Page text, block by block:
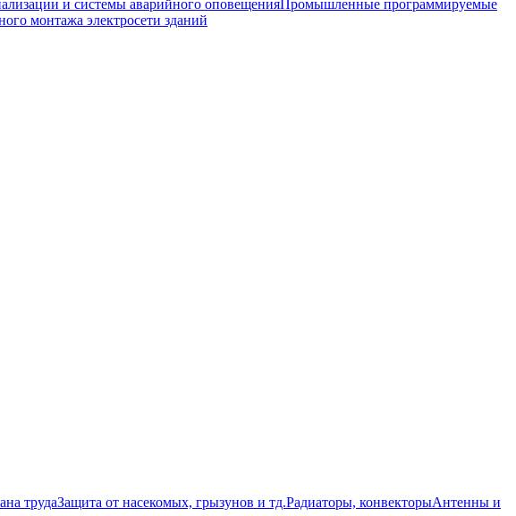
и системы аварийного оповещенияПромышленные программируемые
монтажа электросети зданий
трудаЗащита от насекомых, грызунов и тд.Радиаторы, конвекторыАнтенны и